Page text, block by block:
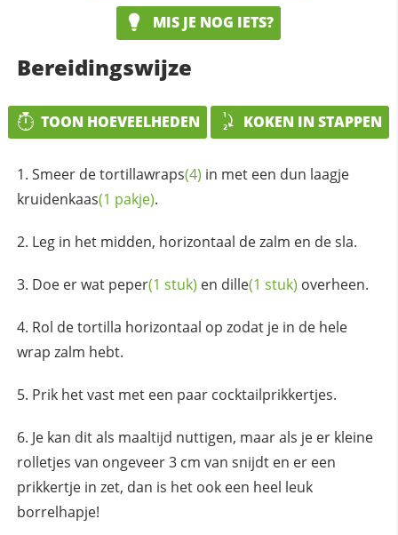
MIS JE NOG IETS?
Bereidingswijze
TOON HOEVEELHEDEN KOKEN IN STAPPEN
Smeer detortillawraps(4) in met een dun laagje
kruidenkaas(1 pakje).
Leg in het midden, horizontaal de zalm en de sla.
Doe er wat peper(1 stuk) en dille(1 stuk) overheen.
Rol de tortilla horizontaal op zodat je in de hele
wrap zalm hebt.
Prik het vast met een paar cocktailprikkertjes.
Je kan dit als maaltijd nuttigen, maar als je er kleine
rolletjes van ongeveer 3 cm van snijdt en er een
prikkertje in zet, dan is het ook een heel leuk
borrelhapje!